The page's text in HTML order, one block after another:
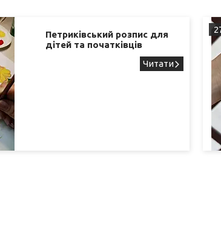
Петриківський розпис для
дітей та початківців